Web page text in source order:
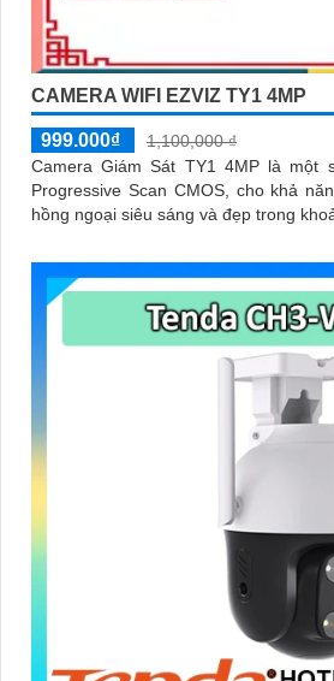
CAMERA WIFI EZVIZ TY1 4MP
999.000₫
1,100,000 ₫
Camera Giám Sát TY1 4MP là một
Progressive Scan CMOS, cho khả
hồng ngoại siêu sáng và đẹp trong